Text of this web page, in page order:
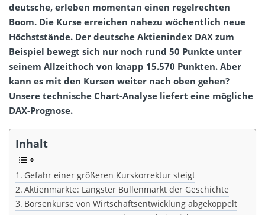
deutsche, erleben momentan einen regelrechten
Boom. Die Kurse erreichen nahezu wöchentlich neue
Höchststände. Der deutsche Aktienindex DAX zum
Beispiel bewegt sich nur noch rund 50 Punkte unter
seinem Allzeithoch von knapp 15.570 Punkten. Aber
kann es mit den Kursen weiter nach oben gehen?
Unsere technische Chart-Analyse liefert eine mögliche
DAX-Prognose.
Inhalt
Gefahr einer größeren Kurskorrektur steigt
Aktienmärkte: Längster Bullenmarkt der Geschichte
Börsenkurse von Wirtschaftsentwicklung abgekoppelt